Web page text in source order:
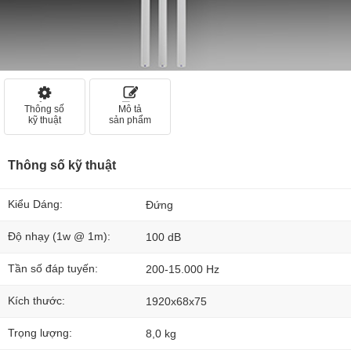
Thông số
kỹ thuật
Mô tả
sản phẩm
Thông số kỹ thuật
Kiểu Dáng: Đứng
Độ nhạy (1w @ 1m): 100 dB
Tần số đáp tuyến: 200-15.000 Hz
Kích thước: 1920x68x75
Trọng lượng: 8,0 kg